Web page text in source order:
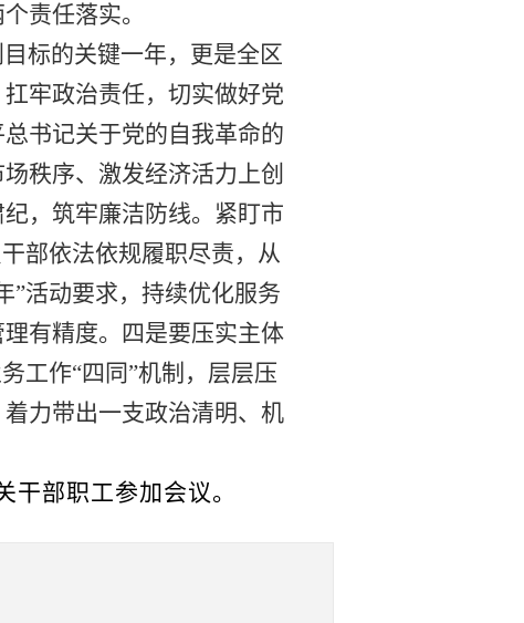
责任落实。
标的关键一年，更是全区
牢政治责任， 切实做好党
书记关于党的自我革命的
秩序、激发经济活力上创
，筑牢廉洁防线。紧盯市
部依法依规履职尽责，从
”活动要求，持续优化服务
有精度。 四是要压实主体
工作“四同”机制，层层压
力带出一支政治清明、 机
部职工参加会议。